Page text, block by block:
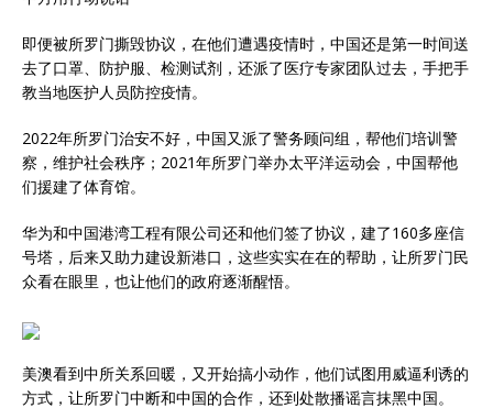
即便被所罗门撕毁协议，在他们遭遇疫情时，中国还是第一时间送
去了口罩、防护服、检测试剂，还派了医疗专家团队过去，手把手
教当地医护人员防控疫情。
2022年所罗门治安不好，中国又派了警务顾问组，帮他们培训警
察，维护社会秩序；2021年所罗门举办太平洋运动会，中国帮他
们援建了体育馆。
华为和中国港湾工程有限公司还和他们签了协议，建了160多座信
号塔，后来又助力建设新港口，这些实实在在的帮助，让所罗门民
众看在眼里，也让他们的政府逐渐醒悟。
美澳看到中所关系回暖，又开始搞小动作，他们试图用威逼利诱的
方式，让所罗门中断和中国的合作，还到处散播谣言抹黑中国。